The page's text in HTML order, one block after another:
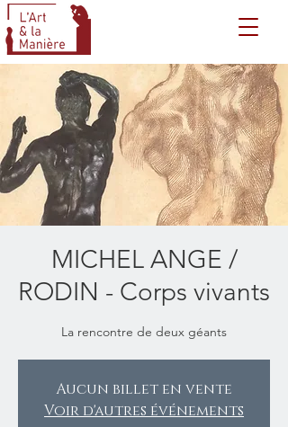
MICHEL ANGE /
RODIN - Corps vivants
La rencontre de deux géants
Aucun billet en vente
Voir d'autres événements